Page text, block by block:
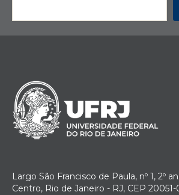
Largo São Francisco de Paula, nº 1, 2º
Centro, Rio de Janeiro - RJ, CEP